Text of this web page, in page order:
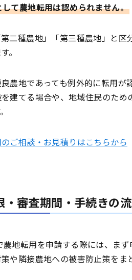
て農地転用は認められません。
二種農地」「第三種農地」と
。
農地であっても例外的に転用
建てる場合や、地域住民のた
ご相談・お見積りはこちらから
・審査期間・手続きの
農地転用を申請する際には、ま
や隣接農地への被害防止策をま